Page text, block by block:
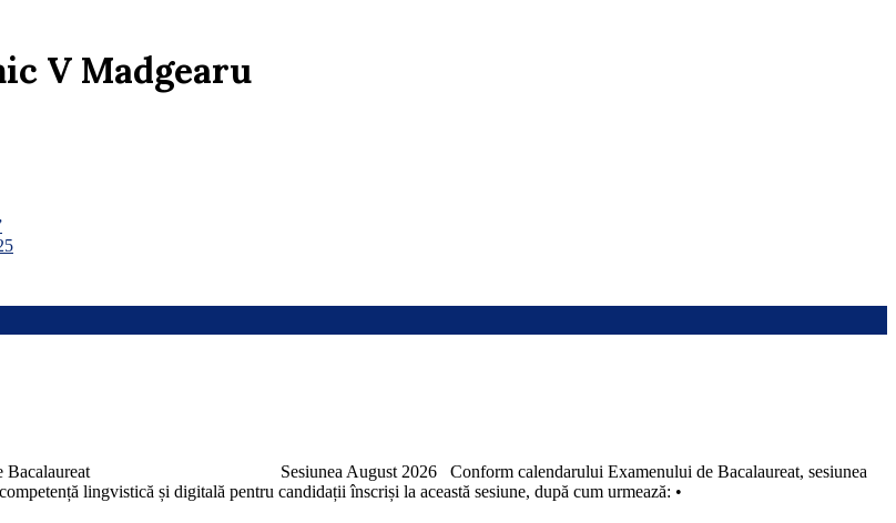
V Madgearu
Sesiunea August 2026 Conform calendarului Examenului de Bacalaureat, sesiunea
lingvistică și digitală pentru candidații înscriși la această sesiune, după cum urmează: •